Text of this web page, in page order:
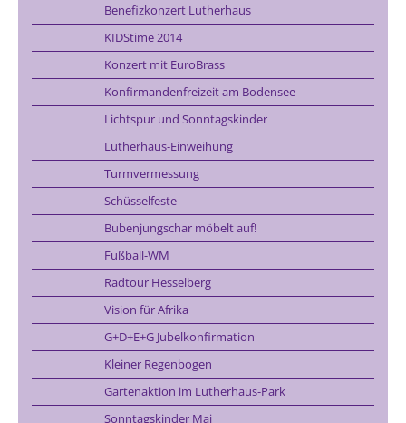
Benefizkonzert Lutherhaus
KIDStime 2014
Konzert mit EuroBrass
Konfirmandenfreizeit am Bodensee
Lichtspur und Sonntagskinder
Lutherhaus-Einweihung
Turmvermessung
Schüsselfeste
Bubenjungschar möbelt auf!
Fußball-WM
Radtour Hesselberg
Vision für Afrika
G+D+E+G Jubelkonfirmation
Kleiner Regenbogen
Gartenaktion im Lutherhaus-Park
Sonntagskinder Mai